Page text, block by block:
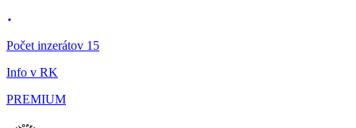
Počet inzerátov 15
Info v RK
PREMIUM